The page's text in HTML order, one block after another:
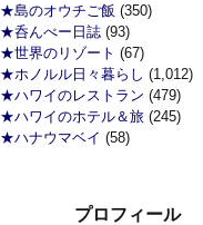
★島のオウチご飯 (350)
★呑んべー日誌 (93)
★世界のリゾート (67)
★ホノルル日々暮らし (1,012)
★ハワイのレストラン (479)
★ハワイのホテル＆旅 (245)
★ハナウマベイ (58)
プロフィール